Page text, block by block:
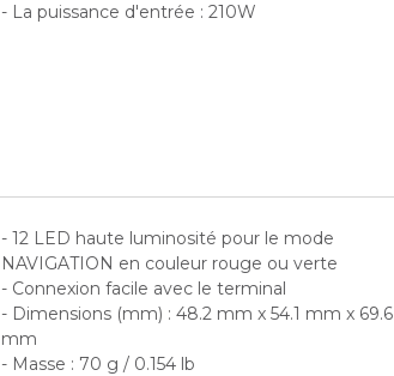
- La puissance d'entrée : 210W
- 12 LED haute luminosité pour le mode
NAVIGATION en couleur rouge ou verte
- Connexion facile avec le terminal
- Dimensions (mm) : 48.2 mm x 54.1 mm x 69.6
mm
- Masse : 70 g / 0.154 lb